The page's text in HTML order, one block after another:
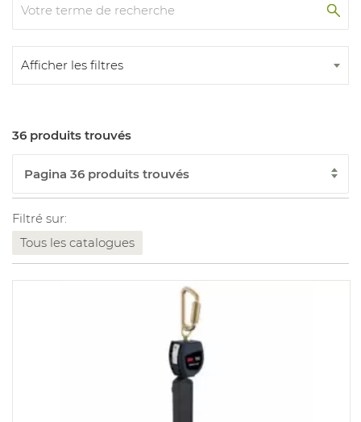
Afficher les filtres
36 produits trouvés
Filtré sur:
Tous les catalogues